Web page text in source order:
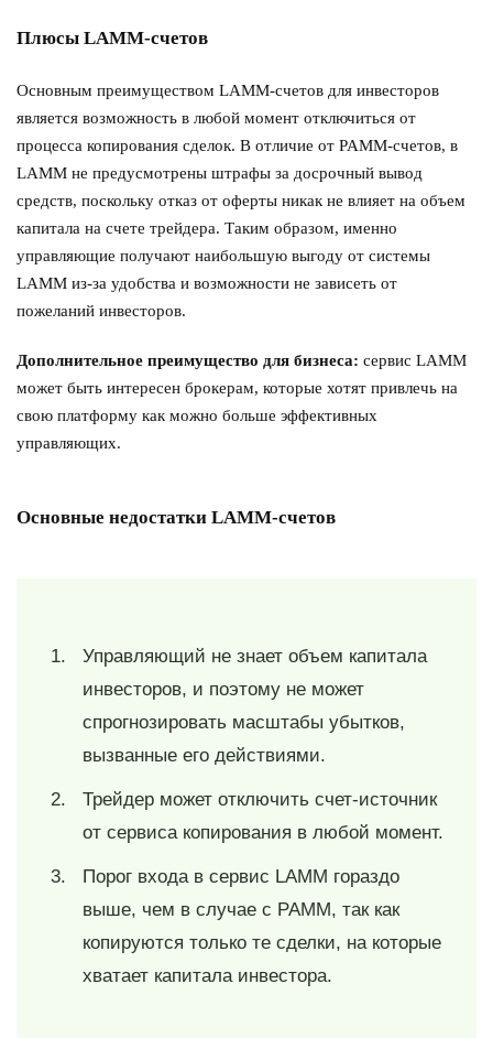
Плюсы LAMM-счетов
Основным преимуществом LAMM-счетов для инвесторов
является возможность в любой момент отключиться от
процесса копирования сделок. В отличие от PAMM-счетов, в
LAMM не предусмотрены штрафы за досрочный вывод
средств, поскольку отказ от оферты никак не влияет на объем
капитала на счете трейдера. Таким образом, именно
управляющие получают наибольшую выгоду от системы
LAMM из-за удобства и возможности не зависеть от
пожеланий инвесторов.
Дополнительное преимущество для бизнеса: сервис LAMM
может быть интересен брокерам, которые хотят привлечь на
свою платформу как можно больше эффективных
управляющих.
Основные недостатки LAMM-счетов
Управляющий не знает объем капитала
инвесторов, и поэтому не может
спрогнозировать масштабы убытков,
вызванные его действиями.
Трейдер может отключить счет-источник
от сервиса копирования в любой момент.
Порог входа в сервис LAMM гораздо
выше, чем в случае с PAMM, так как
копируются только те сделки, на которые
хватает капитала инвестора.